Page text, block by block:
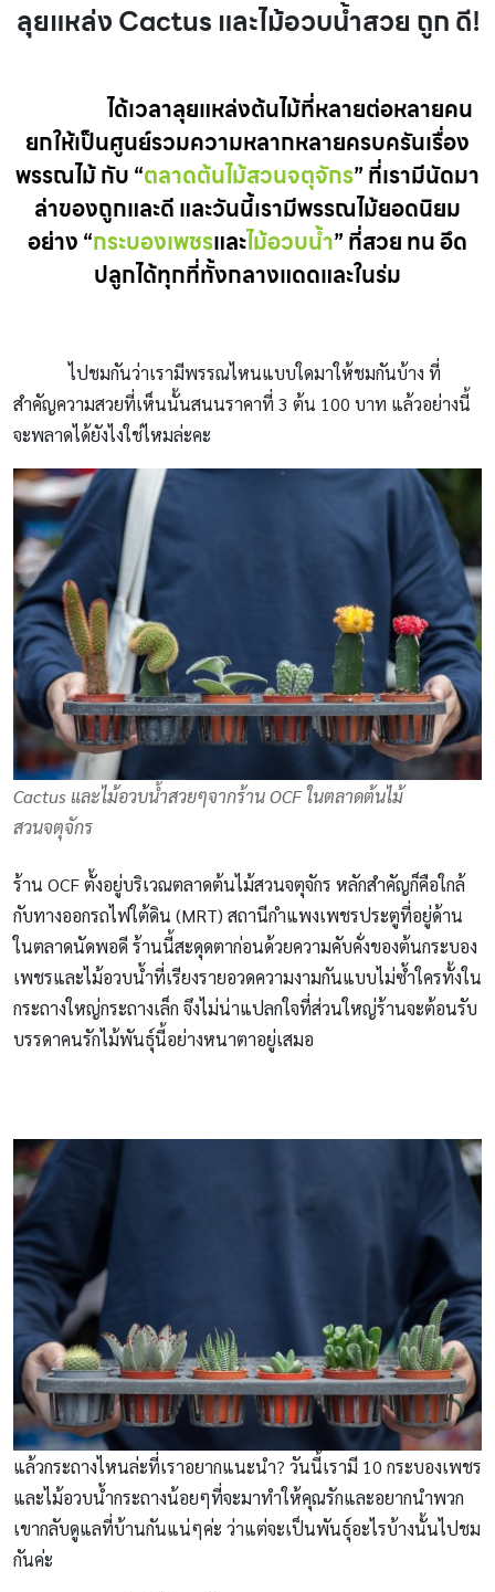
ลุยแหล่ง Cactus และไม้อวบน้ำสวย ถูก ดี!
ได้เวลาลุยแหล่งต้นไม้ที่หลายต่อหลายคน
ยกให้เป็นศูนย์รวมความหลากหลายครบครันเรื่อง
พรรณไม้ กับ “ตลาดต้นไม้สวนจตุจักร” ที่เรามีนัดมา
ล่าของถูกและดี และวันนี้เรามีพรรณไม้ยอดนิยม
อย่าง “กระบองเพชรและไม้อวบน้ำ” ที่สวย ทน อึด
ปลูกได้ทุกที่ทั้งกลางแดดและในร่ม
ไปชมกันว่าเรามีพรรณไหนแบบใดมาให้ชมกันบ้าง ที่
สำคัญความสวยที่เห็นนั้นสนนราคาที่ 3 ต้น 100 บาท แล้วอย่างนี้
จะพลาดได้ยังไงใช่ไหมล่ะคะ
Cactus และไม้อวบน้ำสวยๆจากร้าน OCF ในตลาดต้นไม้
สวนจตุจักร
ร้าน OCF ตั้งอยู่บริเวณตลาดต้นไม้สวนจตุจักร หลักสำคัญก็คือใกล้
กับทางออกรถไฟใต้ดิน (MRT) สถานีกำแพงเพชรประตูที่อยู่ด้าน
ในตลาดนัดพอดี ร้านนี้สะดุดตาก่อนด้วยความคับคั่งของต้นกระบอง
เพชรและไม้อวบน้ำที่เรียงรายอวดความงามกันแบบไม่ซ้ำใครทั้งใน
กระถางใหญ่กระถางเล็ก จึงไม่น่าแปลกใจที่ส่วนใหญ่ร้านจะต้อนรับ
บรรดาคนรักไม้พันธุ์นี้อย่างหนาตาอยู่เสมอ
แล้วกระถางไหนล่ะที่เราอยากแนะนำ? วันนี้เรามี 10 กระบองเพชร
และไม้อวบน้ำกระถางน้อยๆที่จะมาทำให้คุณรักและอยากนำพวก
เขากลับดูแลที่บ้านกันแน่ๆค่ะ ว่าแต่จะเป็นพันธุ์อะไรบ้างนั้นไปชม
กันค่ะ